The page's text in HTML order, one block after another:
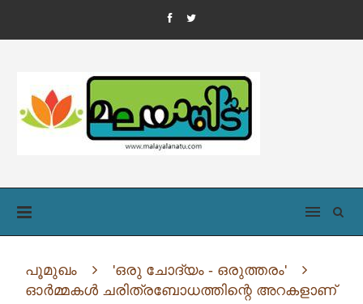
പൂമുഖം
'ഒരു ചോദ്യം - ഒരുത്തരം'
ഓർമ്മകൾ ചരിത്രബോധത്തിന്റെ അറകളാണ്